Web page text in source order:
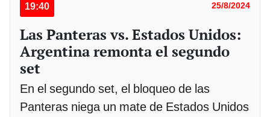
19:40 25/8/2024
Las Panteras vs. Estados Unidos:
Argentina remonta el segundo
set
En el segundo set, el bloqueo de las
Panteras niega un mate de Estados Unidos